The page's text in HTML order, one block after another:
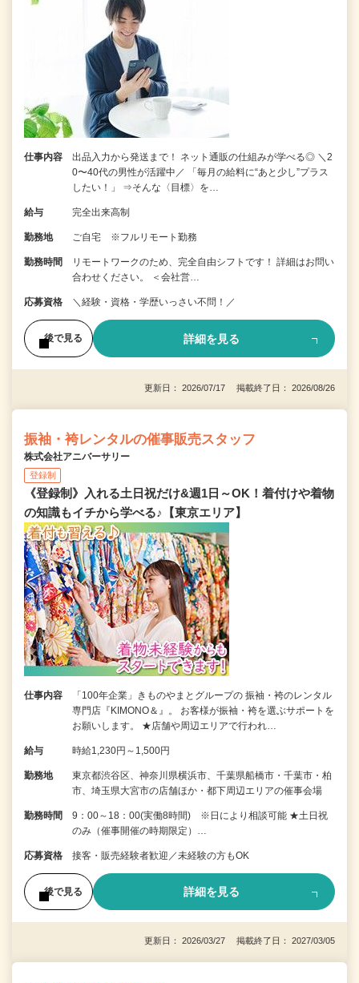
仕事内容
出品入力から発送まで！ ネット通販の仕組みが学べる◎ ＼2
0〜40代の男性が活躍中／ 「毎月の給料に“あと少し”プラス
したい！」 ⇒そんな〈目標〉を…
給与 完全出来高制
勤務地 ご自宅 ※フルリモート勤務
勤務時間
リモートワークのため、完全自由シフトです！ 詳細はお問い
合わせください。 ＜会社営…
応募資格 ＼経験・資格・学歴いっさい不問！／
後で見る 詳細を見る
更新日： 2026/07/17 掲載終了日： 2026/08/26
振袖・袴レンタルの催事販売スタッフ
株式会社アニバーサリー
登録制
《登録制》入れる土日祝だけ&週1日～OK！着付けや着物
の知識もイチから学べる♪【東京エリア】
仕事内容
「100年企業」きものやまとグループの 振袖・袴のレンタル
専門店『KIMONO＆』。 お客様が振袖・袴を選ぶサポートを
お願いします。 ★店舗や周辺エリアで行われ…
給与 時給1,230円～1,500円
勤務地
東京都渋谷区、神奈川県横浜市、千葉県船橋市・千葉市・柏
市、埼玉県大宮市の店舗ほか・都下周辺エリアの催事会場
勤務時間
9：00～18：00(実働8時間) ※日により相談可能 ★土日祝
のみ（催事開催の時期限定）…
応募資格 接客・販売経験者歓迎／未経験の方もOK
後で見る 詳細を見る
更新日： 2026/03/27 掲載終了日： 2027/03/05